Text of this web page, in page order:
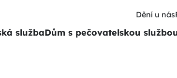
Dění u nás
službaDům s pečovatelskou